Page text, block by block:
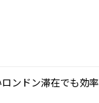
ンドン滞在でも効率